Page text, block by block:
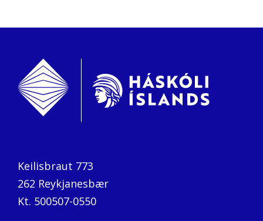
Keilisbraut 773
262 Reykjanesbær
Kt. 500507-0550